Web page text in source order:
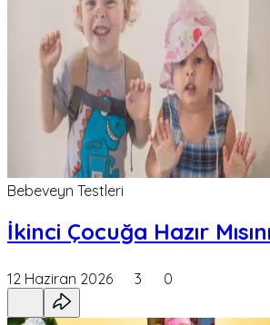
Bebeveyn Testleri
İkinci Çocuğa Hazır
12 Haziran 2026 3 0